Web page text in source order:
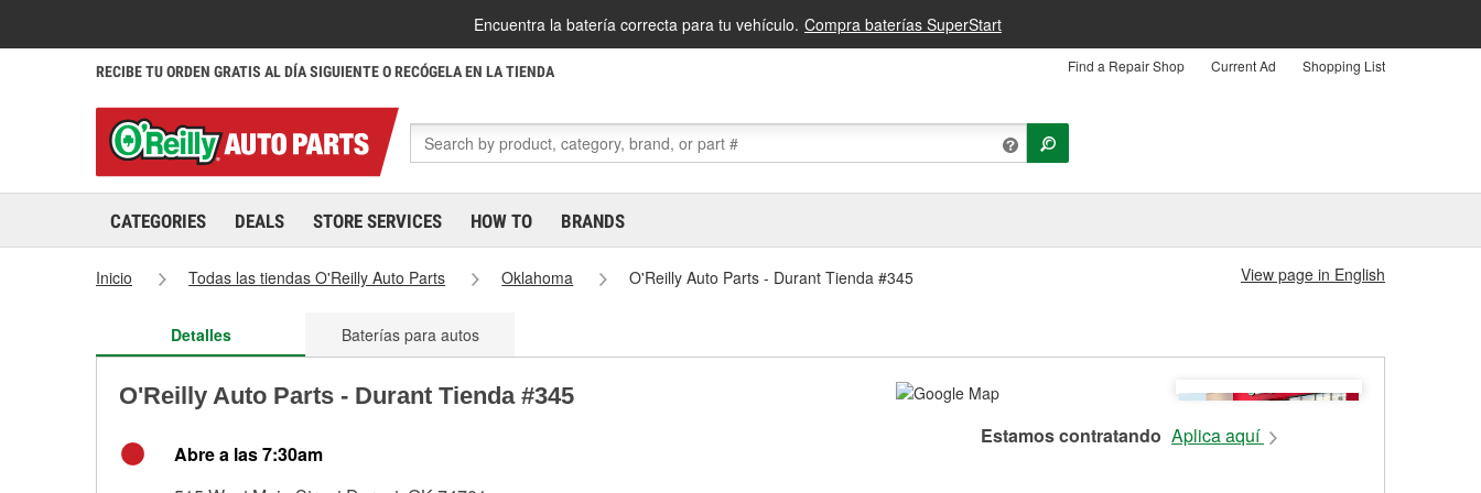
Encuentra la batería correcta para tu vehículo. Compra baterías SuperStart
RECIBE TU ORDEN GRATIS AL DÍA SIGUIENTE O RECÓGELA EN LA TIENDA Find a Repair Shop Current Ad Shopping List
CATEGORIES DEALS STORE SERVICES HOW TO BRANDS
Inicio Todas las tiendas O'Reilly Auto Parts Oklahoma O'Reilly Auto Parts - Durant Tienda #345 View page in English
Detalles Baterías para autos
O'Reilly Auto Parts - Durant Tienda #345
Abre a las 7:30am
Estamos contratando Aplica aquí